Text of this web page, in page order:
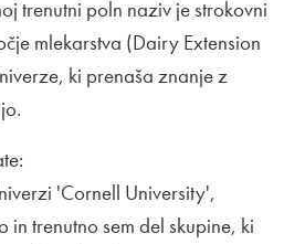
trenutni poln naziv je strokovni
mlekarstva (Dairy Extension
ki prenaša znanje z
'Cornell University',
in trenutno sem del skupine, ki